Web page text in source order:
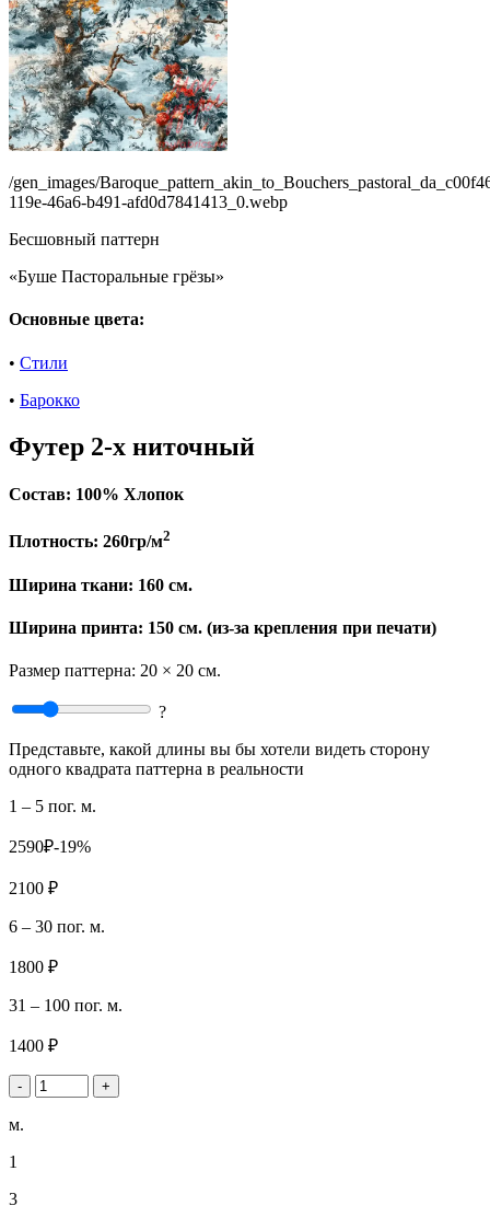
/gen_images/
119e-46a6-b491-afd0d7841413_0.webp
Бесшовный паттерн
«Буше Пасторальные грёзы»
Основные цвета:
• Стили
• Барокко
Футер 2-х ниточный
Состав: 100% Хлопок
Плотность: 260гр/м2
Ширина ткани: 160 см.
Ширина принта: 150 см. (из-за крепления при печати)
Размер паттерна: 20 × 20 см.
?
Представьте, какой длины вы бы хотели видеть сторону
одного квадрата паттерна в реальности
1 – 5 пог. м.
2590₽-19%
2100 ₽
6 – 30 пог. м.
1800 ₽
31 – 100 пог. м.
1400 ₽
- +
м.
1
3